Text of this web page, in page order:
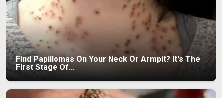
Find Papillomas On Your Neck Or Armpit? It's The
First Stage Of...